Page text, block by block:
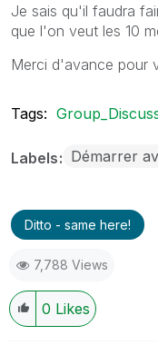
Je sais qu'il faudra
que l'on veut les 10
Merci d'avance pour
Tags:
Labels Démarrer
Ditto - same here!
7,788 Views
0 Likes